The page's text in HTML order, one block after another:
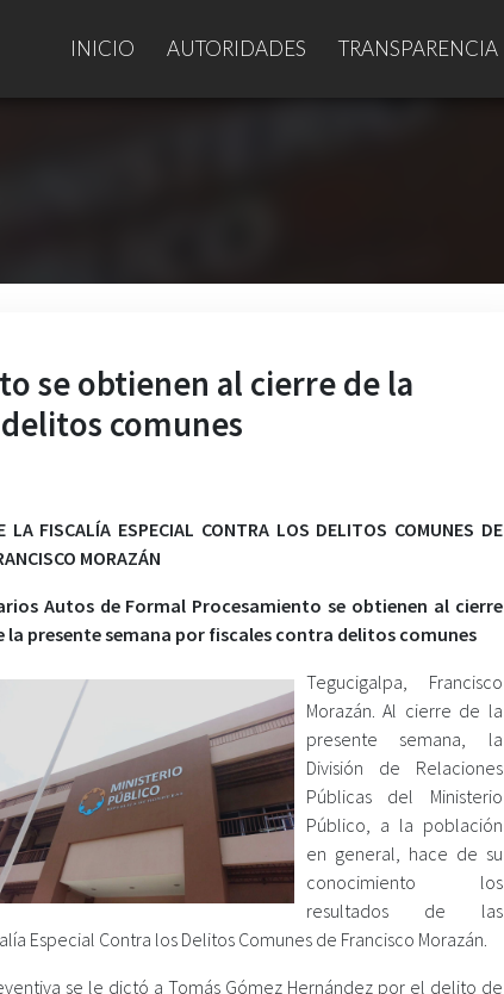
INICIO AUTORIDADES TRANSPARENCIA
se obtienen al cierre de la
comunes
LA FISCALÍA ESPECIAL CONTRA LOS DELITOS COMUNES DE
MORAZÁN
Autos de Formal Procesamiento se obtienen al cierre
la presente semana por fiscales contra delitos comunes
Tegucigalpa, Francisco
Morazán. Al cierre de la
presente semana, la
División de Relaciones
Públicas del Ministerio
Público, a la población
en general, hace de su
conocimiento los
resultados de las
Especial Contra los Delitos Comunes de Francisco Morazán.
se le dictó a Tomás Gómez Hernández por el delito de